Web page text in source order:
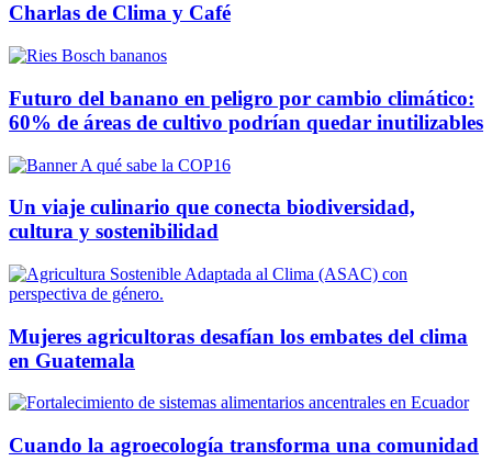
Charlas de Clima y Café
Futuro del banano en peligro por cambio climático:
60% de áreas de cultivo podrían quedar inutilizables
Un viaje culinario que conecta biodiversidad,
cultura y sostenibilidad
Mujeres agricultoras desafían los embates del clima
en Guatemala
Cuando la agroecología transforma una comunidad